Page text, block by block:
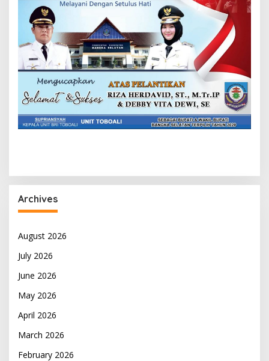
Archives
August 2026
July 2026
June 2026
May 2026
April 2026
March 2026
February 2026